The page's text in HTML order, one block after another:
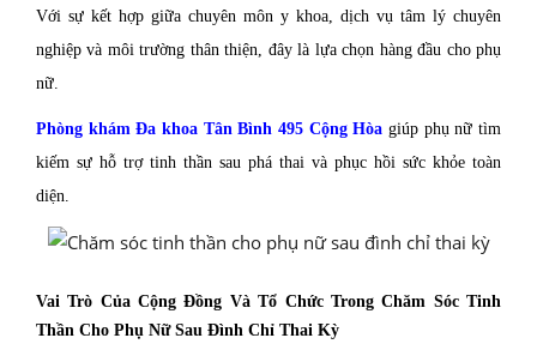
Với sự kết hợp giữa chuyên môn y khoa, dịch vụ tâm lý chuyên
nghiệp và môi trường thân thiện, đây là lựa chọn hàng đầu cho phụ
nữ.
Phòng khám Đa khoa Tân Bình 495 Cộng Hòa giúp phụ nữ tìm
kiếm sự hỗ trợ tinh thần sau phá thai và phục hồi sức khỏe toàn
diện.
Vai Trò Của Cộng Đồng Và Tổ Chức Trong Chăm Sóc Tinh
Thần Cho Phụ Nữ Sau Đình Chỉ Thai Kỳ